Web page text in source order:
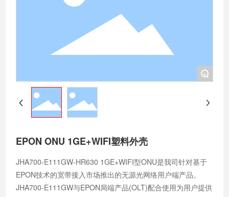
+
EPON ONU 1GE+WIFI塑料外壳
JHA700-E111GW-HR630 1GE+WIFI型ONU是我司针对基于
EPON技术的宽带接入市场推出的无源光网络用户端产品。
JHA700-E111GW与EPON局端产品(OLT)配合使用为用户提供